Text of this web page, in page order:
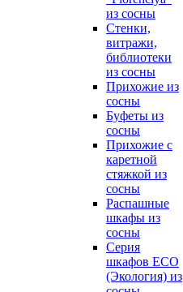
из сосны
Стенки,
витражи,
библиотеки
из сосны
Прихожие из
сосны
Буфеты из
сосны
Прихожие с
каретной
стяжкой из
сосны
Распашные
шкафы из
сосны
Серия
шкафов ECO
(Экология) из